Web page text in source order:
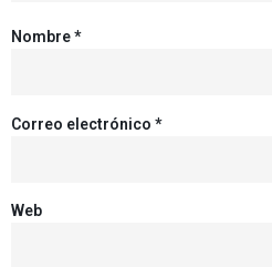
Nombre*
Correo electrónico *
Web